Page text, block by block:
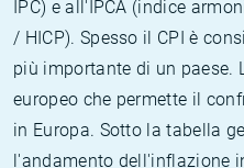
IPC) e all'IPCA (indice
/ HICP). Spesso il CPI è
più importante di un paese.
europeo che permette il
in Europa. Sotto la tabella
l'andamento dell'inflazione